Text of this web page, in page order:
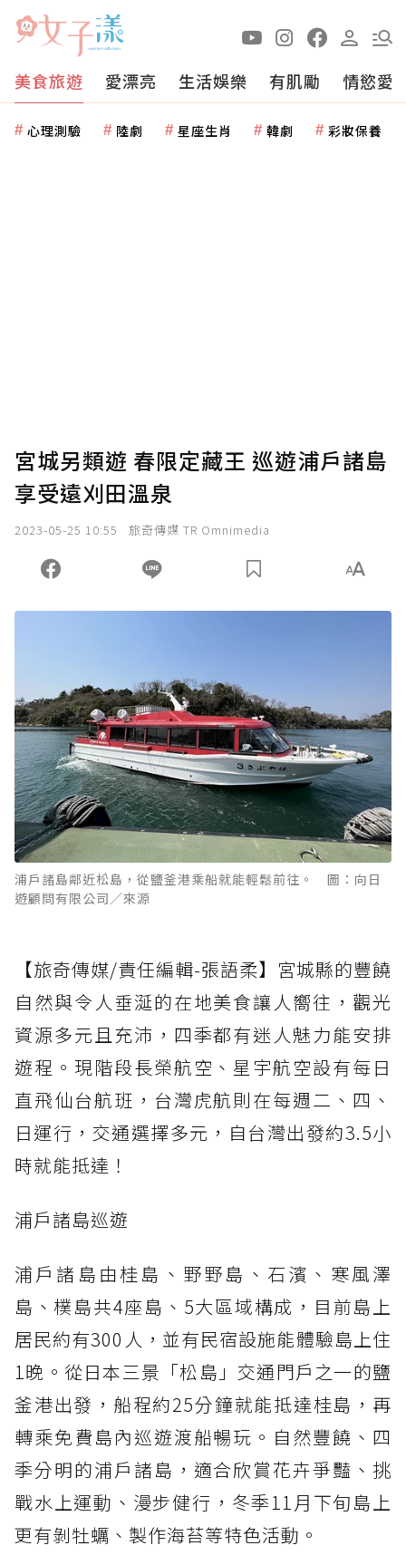
美食旅遊 愛漂亮 生活娛樂 有肌勵 情慾愛
心理測驗 陸劇 星座生肖 韓劇 彩妝保養
宮城另類遊 春限定藏王 巡遊浦戶諸島
享受遠刈田溫泉
2023-05-25 10:55 旅奇傳媒 TR Omnimedia
浦戶諸島鄰近松島，從鹽釜港乘船就能輕鬆前往。 圖：向日
遊顧問有限公司／來源
【旅奇傳媒/責任編輯-張語柔】宮城縣的豐饒
自然與令人垂涎的在地美食讓人嚮往，觀光
資源多元且充沛，四季都有迷人魅力能安排
遊程。現階段長榮航空、星宇航空設有每日
直飛仙台航班，台灣虎航則在每週二、四、
日運行，交通選擇多元，自台灣出發約3.5小
時就能抵達！
浦戶諸島巡遊
浦戶諸島由桂島、野野島、石濱、寒風澤
島、樸島共4座島、5大區域構成，目前島上
居民約有300人，並有民宿設施能體驗島上住
1晚。從日本三景「松島」交通門戶之一的鹽
釜港出發，船程約25分鐘就能抵達桂島，再
轉乘免費島內巡遊渡船暢玩。自然豐饒、四
季分明的浦戶諸島，適合欣賞花卉爭豔、挑
戰水上運動、漫步健行，冬季11月下旬島上
更有剝牡蠣、製作海苔等特色活動。